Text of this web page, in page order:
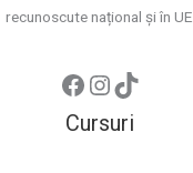
recunoscute național și în UE.
Cursuri